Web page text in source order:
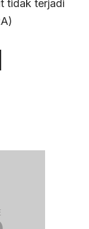
tidak terjadi